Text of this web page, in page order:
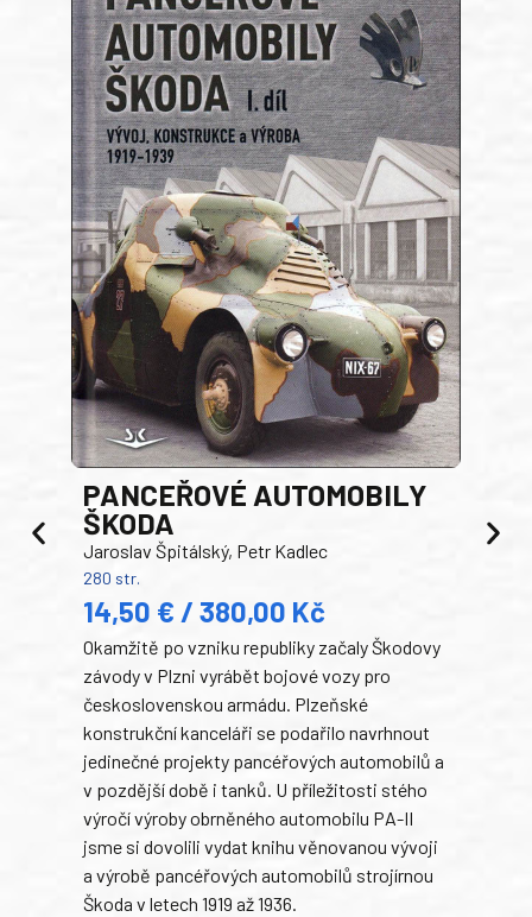
PANCEŘOVÉ AUTOMOBILY
ŠKODA
Jaroslav Špitálský, Petr Kadlec
280 str.
14,50 € / 380,00 Kč
Okamžitě po vzniku republiky začaly Škodovy
závody v Plzni vyrábět bojové vozy pro
československou armádu. Plzeňské
konstrukční kanceláři se podařilo navrhnout
jedinečné projekty pancéřových automobilů a
v pozdější době i tanků. U příležitosti stého
výročí výroby obrněného automobilu PA-II
jsme si dovolili vydat knihu věnovanou vývoji
a výrobě pancéřových automobilů strojírnou
Škoda v letech 1919 až 1936.